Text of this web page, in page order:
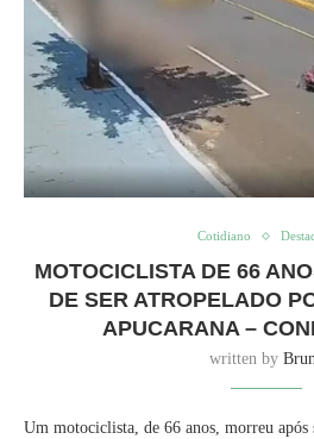
Cotidiano
MOTOCICLISTA DE 66
DE SER ATROPELADO
APUCARANA –
written by
Um motociclista, de 66 anos, morreu